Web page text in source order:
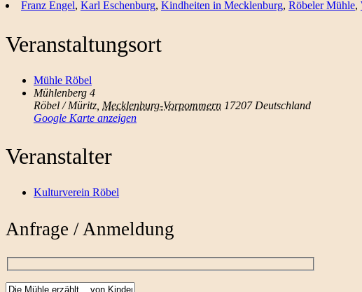
Franz Engel, Karl Eschenburg, Kindheiten in Mecklenburg, Röbeler Mühle,
Veranstaltungsort
Mühle Röbel
Mühlenberg 4
Röbel / Müritz Mecklenburg-Vorpommern 17207 Deutschland
Google Karte anzeigen
Veranstalter
Kulturverein Röbel
Anfrage / Anmeldung